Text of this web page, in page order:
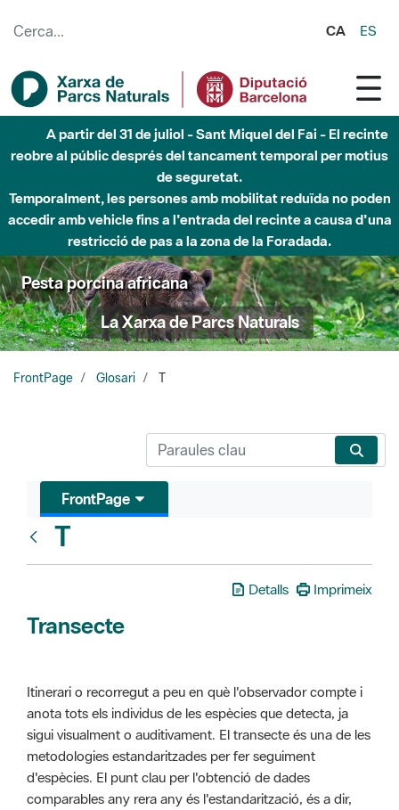
CA ES
A partir del 31 de juliol - Sant Miquel del Fai - El recinte
reobre al públic després del tancament temporal per motius
de seguretat.
Temporalment, les persones amb mobilitat reduïda no poden
accedir amb vehicle fins a l'entrada del recinte a causa d'una
restricció de pas a la zona de la Foradada.
Pesta porcina africana
La Xarxa de Parcs Naturals
FrontPage Glosari T
FrontPage
T
Detalls Imprimeix
Transecte
Itinerari o recorregut a peu en què l'observador compte i
anota tots els individus de les espècies que detecta, ja
sigui visualment o auditivament. El transecte és una de les
metodologies estandaritzades per fer seguiment
d'espècies. El punt clau per l'obtenció de dades
comparables any rera any és l'estandarització, és a dir,